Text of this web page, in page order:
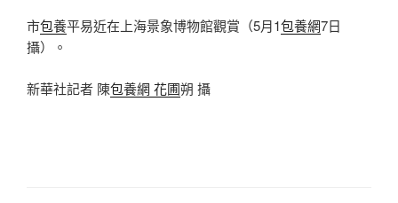
市包養平易近在上海景象博物館觀賞（5月1包養網7日
攝）。
新華社記者 陳包養網 花圃朔 攝